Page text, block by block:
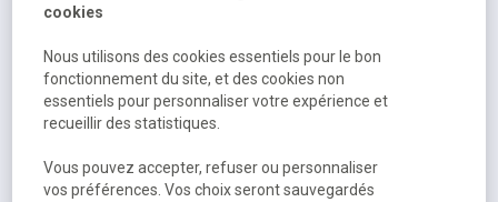
Épuisé
1 265,00 €HT
1 518,00 €TTC
cookies
Nous utilisons des cookies essentiels pour le bon
fonctionnement du site, et des cookies non
essentiels pour personnaliser votre expérience et
recueillir des statistiques.
Vous pouvez accepter, refuser ou personnaliser
vos préférences. Vos choix seront sauvegardés